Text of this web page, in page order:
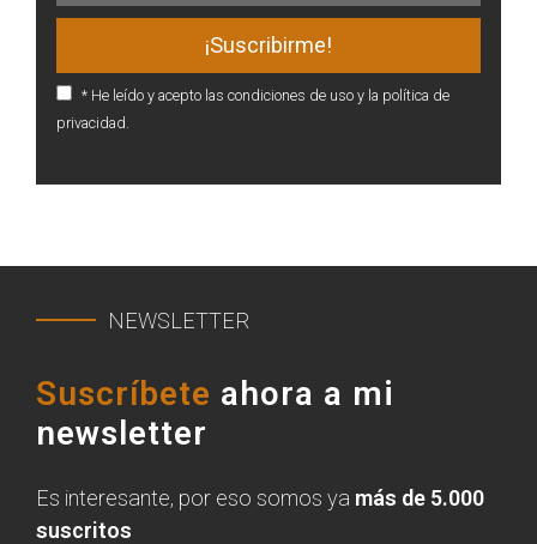
* He leído y acepto las condiciones de uso y la política de
privacidad.
NEWSLETTER
Suscríbete ahora a mi
newsletter
Es interesante, por eso somos ya más de 5.000
suscritos